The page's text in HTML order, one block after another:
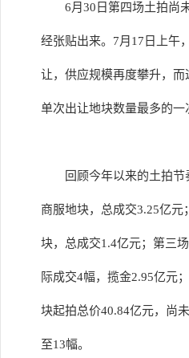
6月30日第四场土拍尚
经张贴出来。7月17日上午
让，供应规模再度攀升，
单次出让地块数量最多的一
回顾今年以来的土拍
商服地块，总成交3.25亿元
块，总成交1.4亿元；第三
际成交4幅，揽金2.95亿元
块起拍总价40.84亿元，尚
至13幅。